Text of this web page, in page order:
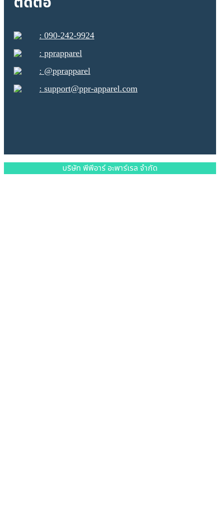
: 090-242-9924
: pprapparel
: @pprapparel
: support@ppr-apparel.com
บริษัท พีพีอาร์ อะพาร์เรล จำกัด